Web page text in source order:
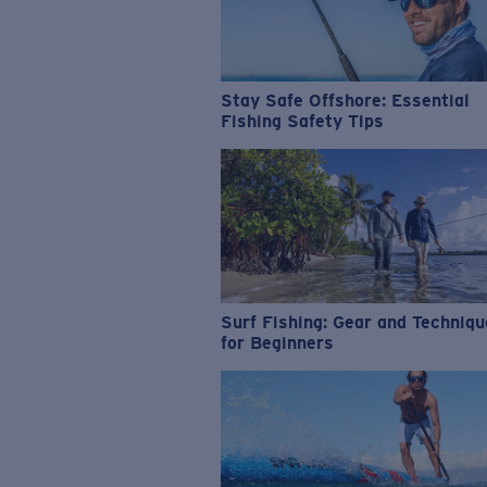
Stay Safe Offshore: Essential
Fishing Safety Tips
Surf Fishing: Gear and
for Beginners